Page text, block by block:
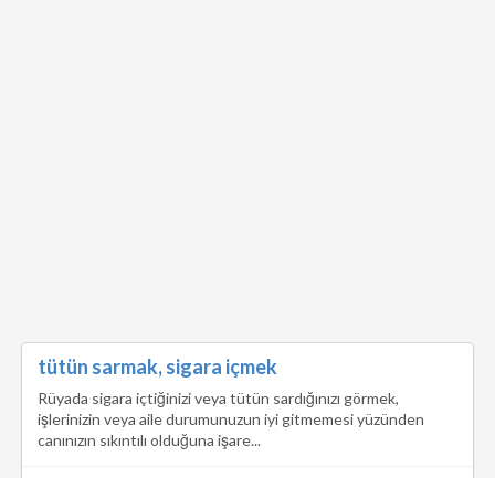
tütün sarmak, sigara içmek
Rüyada sigara içtiğinizi veya tütün sardığınızı görmek,
işlerinizin veya aile durumunuzun iyi gitmemesi yüzünden
canınızın sıkıntılı olduğuna işare...